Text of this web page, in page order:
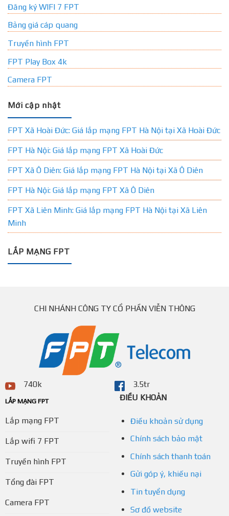
Đăng ký WIFI 7 FPT
Bảng giá cáp quang
Truyền hình FPT
FPT Play Box 4k
Camera FPT
Mới cập nhật
FPT Xã Hoài Đức: Giá lắp mạng FPT Hà Nội tại Xã Hoài Đức
FPT Hà Nội: Giá lắp mạng FPT Xã Hoài Đức
FPT Xã Ô Diên: Giá lắp mạng FPT Hà Nội tại Xã Ô Diên
FPT Hà Nội: Giá lắp mạng FPT Xã Ô Diên
FPT Xã Liên Minh: Giá lắp mạng FPT Hà Nội tại Xã Liên
Minh
LẮP MẠNG FPT
CHI NHÁNH CÔNG TY CỔ PHẦN VIỄN THÔNG
740k 3.5tr
LẮP MẠNG FPT
Lắp mạng FPT
Lắp wifi 7 FPT
Truyền hình FPT
Tổng đài FPT
Camera FPT
ĐIỀU KHOẢN
Điều khoản sử dụng
Chính sách bảo mật
Chính sách thanh toán
Gửi góp ý, khiếu nại
Tin tuyển dụng
Sơ đồ website